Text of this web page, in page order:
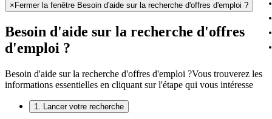
× Fermer la fenêtre Besoin d'aide sur la recherche d'offres d'emploi ?
Besoin d'aide sur la recherche d'offres
d'emploi ?
Besoin d'aide sur la recherche d'offres d'emploi ?Vous trouverez les
informations essentielles en cliquant sur l'étape qui vous intéresse
1. Lancer votre recherche